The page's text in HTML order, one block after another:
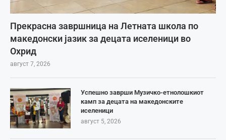
Прекрасна завршница на Летната школа по
македонски јазик за децата иселеници во
Охрид
август 7, 2026
Успешно заврши Музичко-етнолошкиот
камп за децата на македонските
иселеници
август 5, 2026